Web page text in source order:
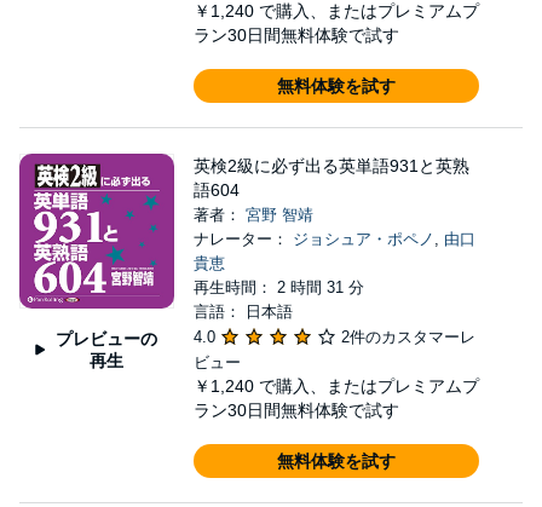
￥1,240 で購入、またはプレミアムプ
ラン30日間無料体験で試す
無料体験を試す
プレビューの
再生
英検2級に必ず出る英単語931と英熟
語604
著者： 宮野 智靖
ナレーター： ジョシュア・ポペノ , 由口
貴恵
再生時間： 2 時間 31 分
言語： 日本語
4.0
2件のカスタマーレ
ビュー
￥1,240 で購入、またはプレミアムプ
ラン30日間無料体験で試す
無料体験を試す